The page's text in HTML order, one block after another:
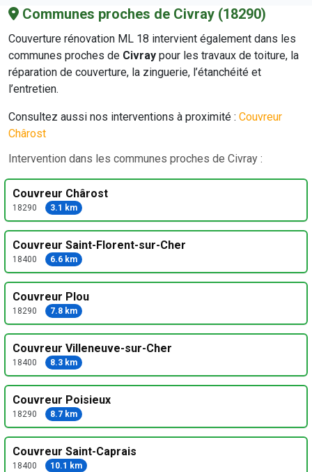
Communes proches de Civray (18290)
Couverture rénovation ML 18 intervient également dans les
communes proches de Civray pour les travaux de toiture, la
réparation de couverture, la zinguerie, l’étanchéité et
l’entretien.
Consultez aussi nos interventions à proximité : Couvreur
Chârost
Intervention dans les communes proches de Civray :
Couvreur Chârost
18290 3.1 km
Couvreur Saint-Florent-sur-Cher
18400 6.6 km
Couvreur Plou
18290 7.8 km
Couvreur Villeneuve-sur-Cher
18400 8.3 km
Couvreur Poisieux
18290 8.7 km
Couvreur Saint-Caprais
18400 10.1 km